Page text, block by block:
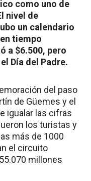
como uno de
nivel de
un calendario
tiempo
a $6.500, pero
Día del Padre.
del paso
de Güemes y el
igualar las cifras
los turistas y
más de 1000
el circuito
millones